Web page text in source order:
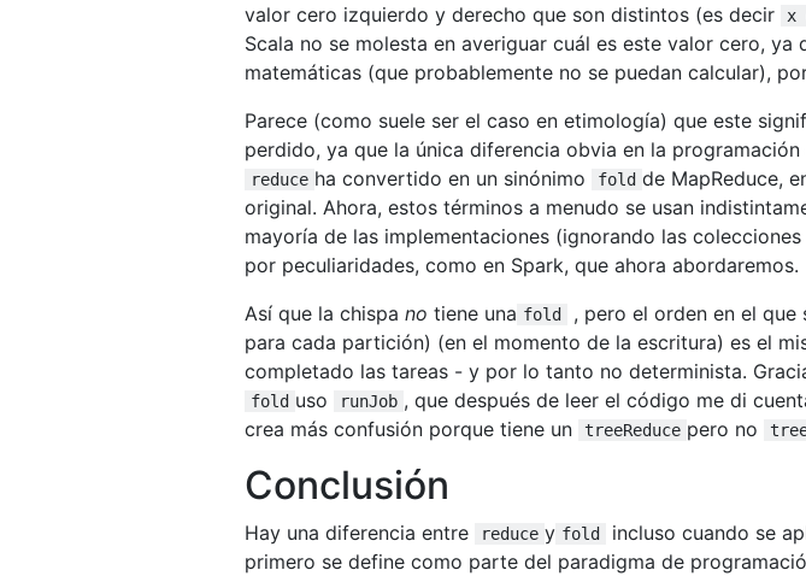
valor cero izquierdo y derecho que son distintos (es decir
x
Scala no se molesta en averiguar cuál es este valor cero, ya
matemáticas (que probablemente no se puedan calcular),
Parece (como suele ser el caso en etimología) que este
perdido, ya que la única diferencia obvia en la
reduce ha convertido en un sinónimo fold de MapReduce,
original. Ahora, estos términos a menudo se usan
mayoría de las implementaciones (ignorando las
por peculiaridades, como en Spark, que ahora abordaremos.
Así que la chispa no tiene una fold
, pero el orden en el que
para cada partición) (en el momento de la escritura) es el
completado las tareas - y por lo tanto no determinista.
fold uso runJob , que después de leer el código me di
crea más confusión porque tiene un
treeReduce pero no
Conclusión
Hay una diferencia entre reduce y fold
incluso cuando se
primero se define como parte del paradigma de